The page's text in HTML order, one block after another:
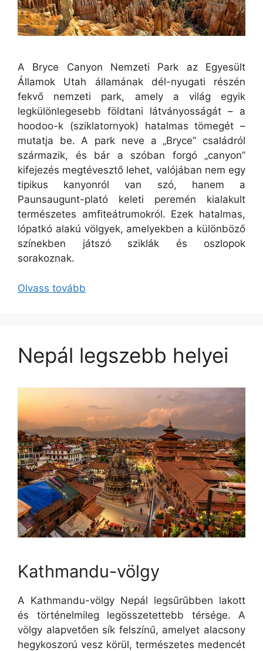
A Bryce Canyon Nemzeti Park az Egyesült
Államok Utah államának dél-nyugati részén
fekvő nemzeti park, amely a világ egyik
legkülönlegesebb földtani látványosságát – a
hoodoo-k (sziklatornyok) hatalmas tömegét –
mutatja be. A park neve a „Bryce” családról
származik, és bár a szóban forgó „canyon”
kifejezés megtévesztő lehet, valójában nem egy
tipikus kanyonról van szó, hanem a
Paunsaugunt-plató keleti peremén kialakult
természetes amfiteátrumokról. Ezek hatalmas,
lópatkó alakú völgyek, amelyekben a különböző
színekben játszó sziklák és oszlopok
sorakoznak.
Olvass tovább
Nepál legszebb helyei
Kathmandu-völgy
A Kathmandu-völgy Nepál legsűrűbben lakott
és történelmileg legösszetettebb térsége. A
völgy alapvetően sík felszínű, amelyet alacsony
hegykoszorú vesz körül, természetes medencét